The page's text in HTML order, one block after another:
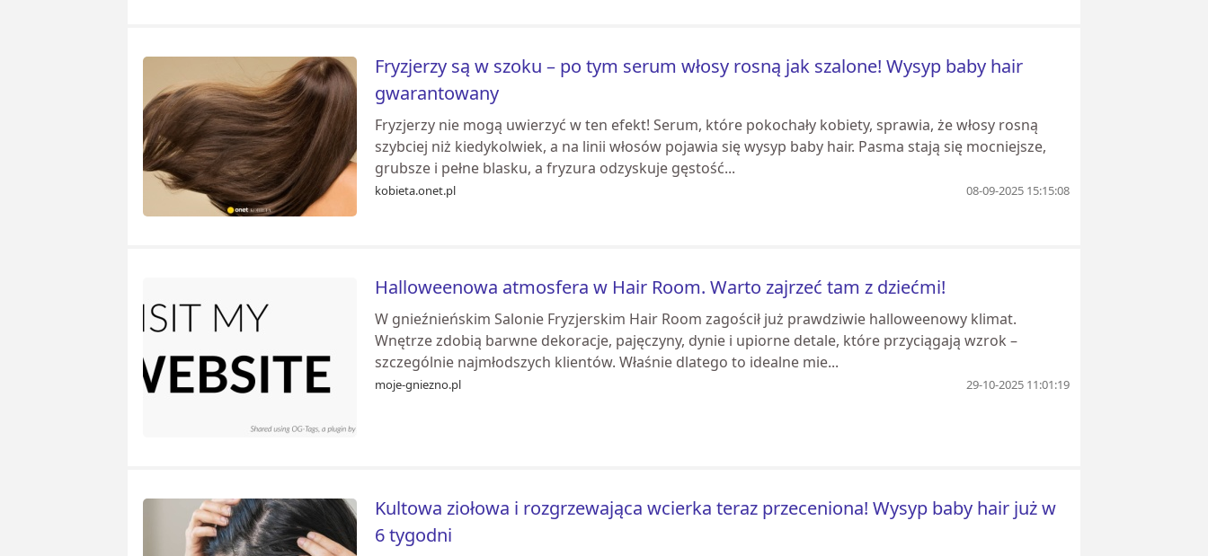
Fryzjerzy są w szoku – po tym serum włosy rosną jak szalone! Wysyp baby hair
gwarantowany
Fryzjerzy nie mogą uwierzyć w ten efekt! Serum, które pokochały kobiety, sprawia, że włosy rosną
szybciej niż kiedykolwiek, a na linii włosów pojawia się wysyp baby hair. Pasma stają się mocniejsze,
grubsze i pełne blasku, a fryzura odzyskuje gęstość...
kobieta.onet.pl 08-09-2025 15:15:08
Halloweenowa atmosfera w Hair Room. Warto zajrzeć tam z dziećmi!
W gnieźnieńskim Salonie Fryzjerskim Hair Room zagościł już prawdziwie halloweenowy klimat.
Wnętrze zdobią barwne dekoracje, pajęczyny, dynie i upiorne detale, które przyciągają wzrok –
szczególnie najmłodszych klientów. Właśnie dlatego to idealne mie...
moje-gniezno.pl 29-10-2025 11:01:19
Kultowa ziołowa i rozgrzewająca wcierka teraz przeceniona! Wysyp baby hair już w
6 tygodni